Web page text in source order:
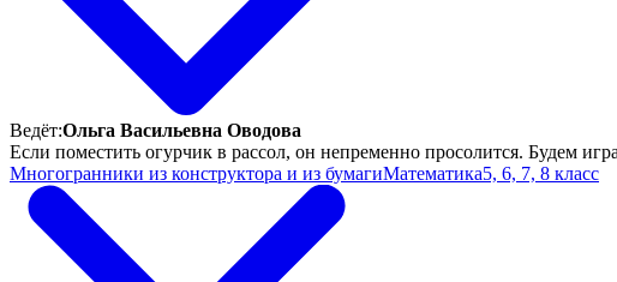
Ведёт:Ольга Васильевна Оводова
Если поместить огурчик в рассол, он непременно просолится. Будем
Многогранники из конструктора и из бумагиМатематика5, 6, 7, 8 класс